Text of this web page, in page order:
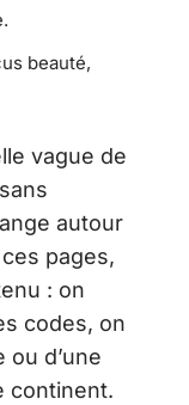
beauté,
vague de
autour
pages,
: on
codes, on
ou d’une
continent.